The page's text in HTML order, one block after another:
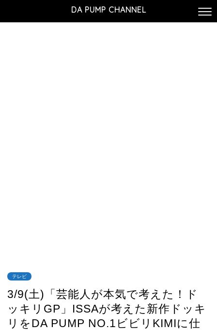
DA PUMP CHANNEL
テレビ
3/9(土)「芸能人が本気で考えた！ド
ッキリGP」ISSAが考えた新作ドッキ
リをDA PUMP NO.1ビビリKIMIに仕